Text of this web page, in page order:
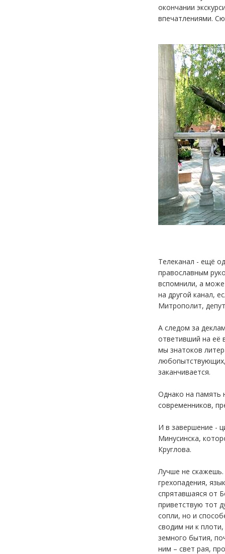
окончании
впечатлениями.
Телеканал - ещё
православным
вспомнили, а
на другой канал,
Митрополит,
А следом за
ответивший на её
мы знатоков
заканчивается.
Однако на память
современников,
И в завершение -
Минусинска,
Круглова.
Лучше не
грехопадения,
спрятавшаяся от
приветствую тот
сопли, но и
сводим ни к
земного бытия,
ним – свет рая,